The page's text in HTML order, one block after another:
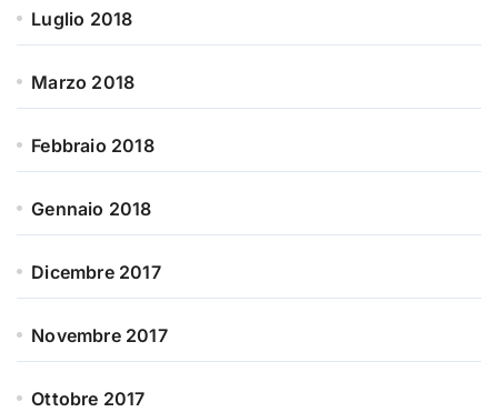
Luglio 2018
Marzo 2018
Febbraio 2018
Gennaio 2018
Dicembre 2017
Novembre 2017
Ottobre 2017